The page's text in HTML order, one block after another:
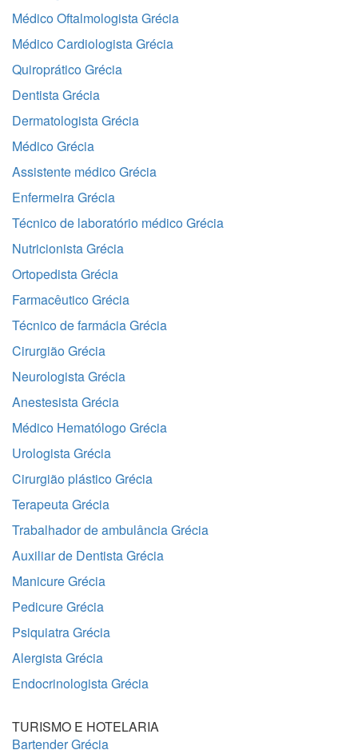
Médico Oftalmologista Grécia
Médico Cardiologista Grécia
Quiroprático Grécia
Dentista Grécia
Dermatologista Grécia
Médico Grécia
Assistente médico Grécia
Enfermeira Grécia
Técnico de laboratório médico Grécia
Nutricionista Grécia
Ortopedista Grécia
Farmacêutico Grécia
Técnico de farmácia Grécia
Cirurgião Grécia
Neurologista Grécia
Anestesista Grécia
Médico Hematólogo Grécia
Urologista Grécia
Cirurgião plástico Grécia
Terapeuta Grécia
Trabalhador de ambulância Grécia
Auxiliar de Dentista Grécia
Manicure Grécia
Pedicure Grécia
Psiquiatra Grécia
Alergista Grécia
Endocrinologista Grécia
TURISMO E HOTELARIA
Bartender Grécia